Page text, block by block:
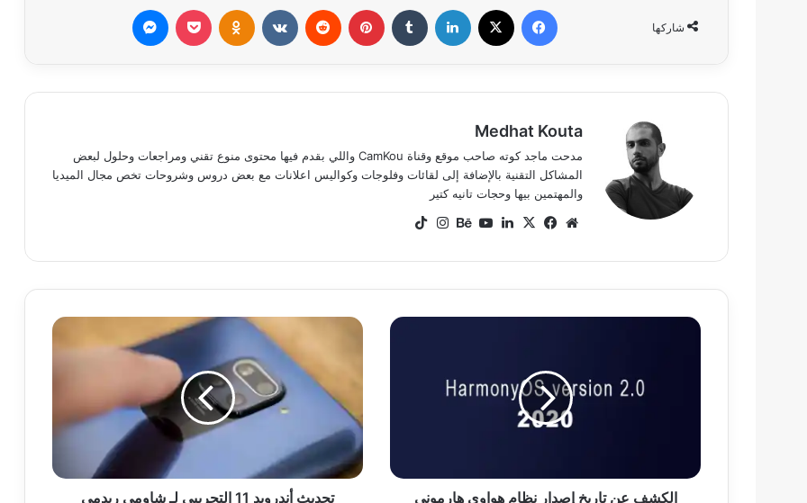
شاركها
فيسبوك لينكدإن بينتيريست Odnoklassniki
‫Pocket
Medhat Kouta
مدحت ماجد كوته صاحب موقع وقناة CamKou واللي بقدم فيها محتوى منوع تقني ومراجعات وحلول لبعض
المشاكل التقنية بالإضافة إلى لقائات وفلوجات وكواليس اعلانات مع بعض دروس وشروحات تخص مجال الميديا
والمهتمين بيها وحجات تانيه كتير
موقعفيسبوك
‫X لينكدإن‫YouTube
بيهانسانستقرام
الكشف
وموعد
اطلاقهالكشف عن تاريخ إصدار نظام هواوي هارموني
تحديث
شاومي
ريدمي
نوت
9
تحديث أندرويد 11 التجريبي لـ شاومي ريدمي